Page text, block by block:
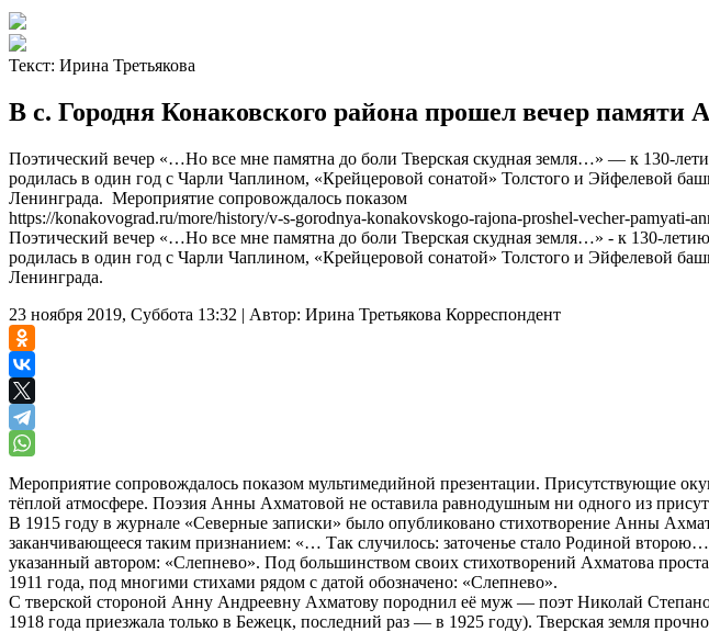
Текст: Ирина Третьякова
В с. Городня Конаковского района прошел вечер памяти
Поэтический вечер «…Но все мне памятна до боли Тверская скудная земля…» — к 130-
родилась в один год с Чарли Чаплином, «Крейцеровой сонатой» Толстого и Эйфелевой
Ленинграда. Мероприятие сопровождалось показом
https://konakovograd.ru/more/history/v-s-gorodnya-konakovskogo-rajona-proshel-vecher-pamyati-
Поэтический вечер «…Но все мне памятна до боли Тверская скудная земля…» - к 130-
родилась в один год с Чарли Чаплином, «Крейцеровой сонатой» Толстого и Эйфелевой
Ленинграда.
23 ноября 2019, Суббота 13:32 | Автор: Ирина Третьякова Корреспондент
Мероприятие сопровождалось показом мультимедийной презентации. Присутствующие
тёплой атмосфере. Поэзия Анны Ахматовой не оставила равнодушным ни одного из
В 1915 году в журнале «Северные записки» было опубликовано стихотворение Анны
заканчивающееся таким признанием: «… Так случилось: заточенье стало Родиной
указанный автором: «Слепнево». Под большинством своих стихотворений Ахматова
1911 года, под многими стихами рядом с датой обозначено: «Слепнево».
С тверской стороной Анну Андреевну Ахматову породнил её муж — поэт Николай
1918 года приезжала только в Бежецк, последний раз — в 1925 году). Тверская земля